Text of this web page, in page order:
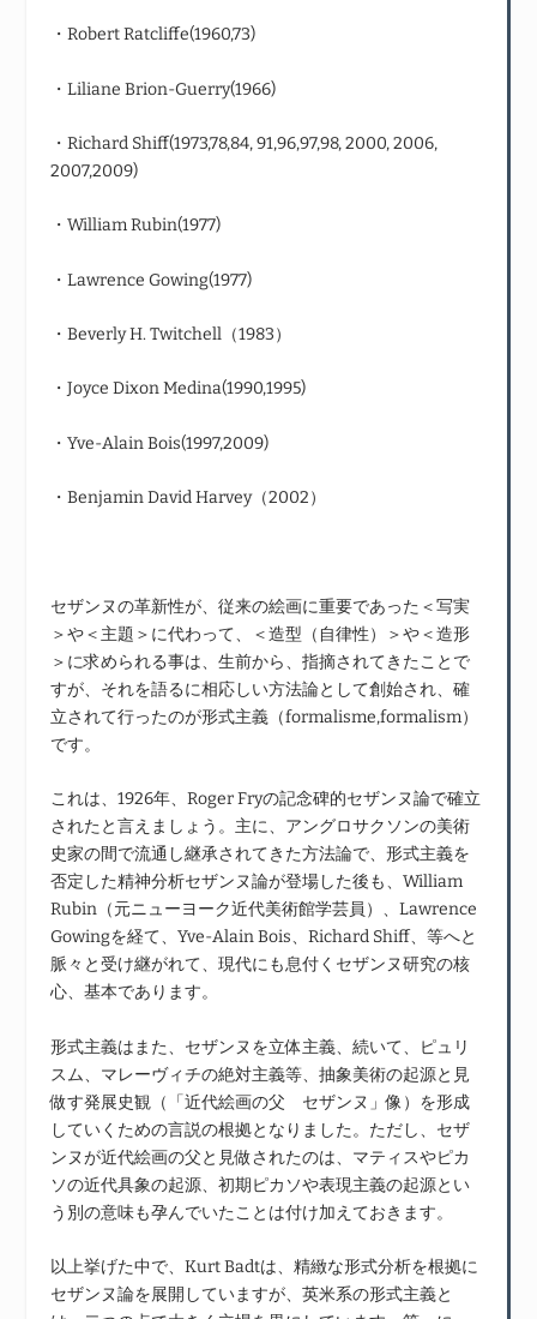
・Robert Ratcliffe(1960,73)
・Liliane Brion-Guerry(1966)
・Richard Shiff(1973,78,84, 91,96,97,98, 2000, 2006,
2007,2009)
・William Rubin(1977)
・Lawrence Gowing(1977)
・Beverly H. Twitchell（1983）
・Joyce Dixon Medina(1990,1995)
・Yve-Alain Bois(1997,2009)
・Benjamin David Harvey（2002）
セザンヌの革新性が、従来の絵画に重要であった＜写実
＞や＜主題＞に代わって、＜造型（自律性）＞や＜造形
＞に求められる事は、生前から、指摘されてきたことで
すが、それを語るに相応しい方法論として創始され、確
立されて行ったのが形式主義（formalisme,formalism）
です。
これは、1926年、Roger Fryの記念碑的セザンヌ論で確立
されたと言えましょう。主に、アングロサクソンの美術
史家の間で流通し継承されてきた方法論で、形式主義を
否定した精神分析セザンヌ論が登場した後も、William
Rubin（元ニューヨーク近代美術館学芸員）、Lawrence
Gowingを経て、Yve-Alain Bois、Richard Shiff、等へと
脈々と受け継がれて、現代にも息付くセザンヌ研究の核
心、基本であります。
形式主義はまた、セザンヌを立体主義、続いて、ピュリ
スム、マレーヴィチの絶対主義等、抽象美術の起源と見
做す発展史観（「近代絵画の父 セザンヌ」像）を形成
していくための言説の根拠となりました。ただし、セザ
ンヌが近代絵画の父と見做されたのは、マティスやピカ
ソの近代具象の起源、初期ピカソや表現主義の起源とい
う別の意味も孕んでいたことは付け加えておきます。
以上挙げた中で、Kurt Badtは、精緻な形式分析を根拠に
セザンヌ論を展開していますが、英米系の形式主義と